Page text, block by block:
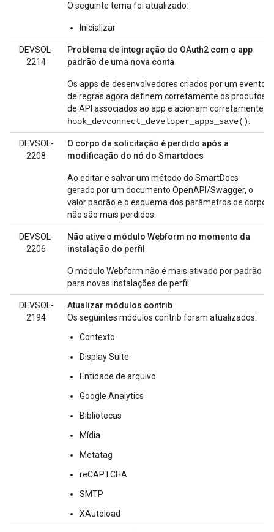
O seguinte tema foi atualizado:
Inicializar
DEVSOL-
2214
Problema de integração do OAuth2 com o app
padrão de uma nova conta
Os apps de desenvolvedores criados por um evento
de regras agora definem corretamente os produtos
de API associados ao app e acionam corretamente
hook_devconnect_developer_apps_save()
DEVSOL-
2208
O corpo da solicitação é perdido após a
modificação do nó do Smartdocs
Ao editar e salvar um método do SmartDocs
gerado por um documento OpenAPI/Swagger, o
valor padrão e o esquema dos parâmetros de corpo
não são mais perdidos.
DEVSOL-
2206
Não ative o módulo Webform no momento da
instalação do perfil
O módulo Webform não é mais ativado por padrão
para novas instalações de perfil.
DEVSOL-
2194
Atualizar módulos contrib
Os seguintes módulos contrib foram atualizados:
Contexto
Display Suite
Entidade de arquivo
Google Analytics
Bibliotecas
Mídia
Metatag
reCAPTCHA
SMTP
XAutoload